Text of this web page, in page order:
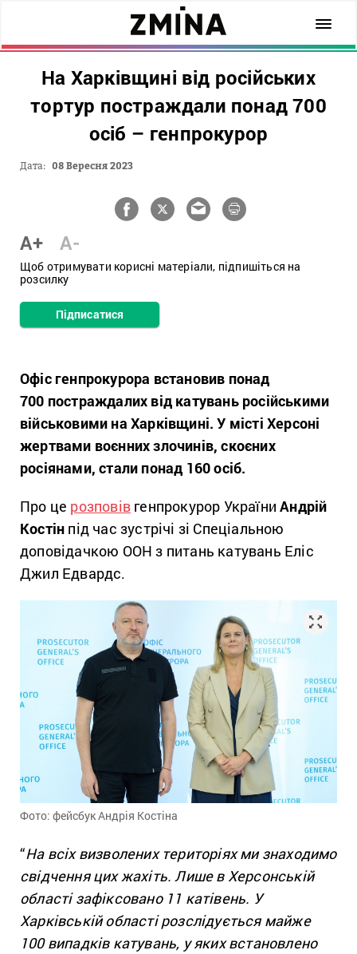
На Харківщині від російських
тортур постраждали понад 700
осіб – генпрокурор
Дата: 08 Вересня 2023
A+ A-
Щоб отримувати корисні матеріали, підпишіться на
розсилку
Підписатися
Офіс генпрокурора встановив понад
700 постраждалих від катувань російськими
військовими на Харківщині. У місті Херсоні
жертвами воєнних злочинів, скоєних
росіянами, стали понад 160 осіб.
Про це розповів генпрокурор УкраїниАндрій
Костін під час зустрічі зі Спеціальною
доповідачкою ООН з питань катувань Еліс
Джил Едвардс.
Фото: фейсбук Андрія Костіна
“На всіх визволених територіях ми знаходимо
свідчення цих жахіть. Лише в Херсонській
області зафіксовано 11 катівень. У
Харківській області розслідується майже
100 випадків катувань, у яких встановлено